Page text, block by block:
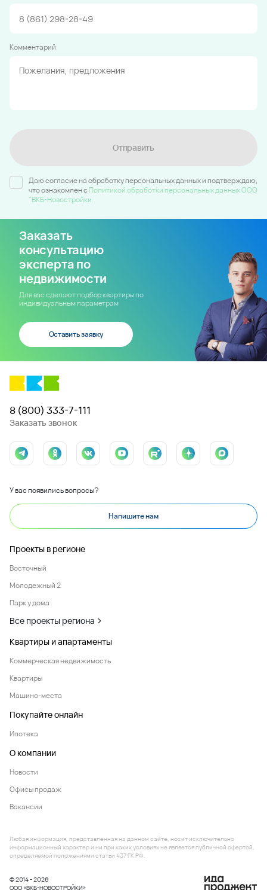
Комментарий
Отправить
Даю согласие на обработку персональных данных и подтверждаю,
что ознакомлен c Политикой обработки персональных данных ООО
"ВКБ-Новостройки
Заказать
консультацию
эксперта по
недвижимости
Для вас сделают подбор квартиры по
индивидуальным параметрам
Оставить заявку
8 (800) 333-7-111
Заказать звонок
У вас появились вопросы?
Напишите нам
Проекты в регионе
Восточный
Молодежный 2
Парк у дома
Все проекты региона
Квартиры и апартаменты
Коммерческая недвижимость
Квартиры
Машино-места
Покупайте онлайн
Ипотека
О компании
Новости
Офисы продаж
Вакансии
© 2014 - 2026
ООО «ВКБ-НОВОСТРОЙКИ»
Любая информация, представленная на данном сайте, носит исключительно
информационный характер и ни при каких условиях не является публичной офертой,
определяемой положениями статьи 437 ГК РФ.